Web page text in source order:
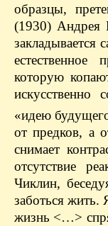
образцы,
(1930) Андрея
которую
«идею
от предков, а
снимает
отсутствие
Чиклин,
заботься
жизнь <…>